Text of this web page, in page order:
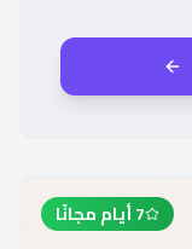
7 أيام مجانًا